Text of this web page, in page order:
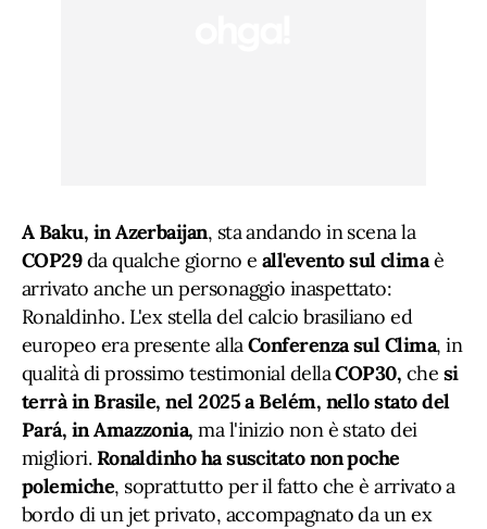
A Baku, in Azerbaijan, sta andando in scena la
COP29da qualche giorno e all'evento sul climaè
arrivato anche un personaggio inaspettato:
Ronaldinho. L'ex stella del calcio brasiliano ed
europeo era presente allaConferenza sul Clima, in
qualità di prossimo testimonial dellaCOP30, che si
terrà in Brasile, nel 2025 a Belém, nello stato del
Pará, in Amazzonia, ma l'inizio non è stato dei
migliori.Ronaldinho ha suscitato non poche
polemiche, soprattutto per il fatto che è arrivato a
bordo di un jet privato, accompagnato da un ex